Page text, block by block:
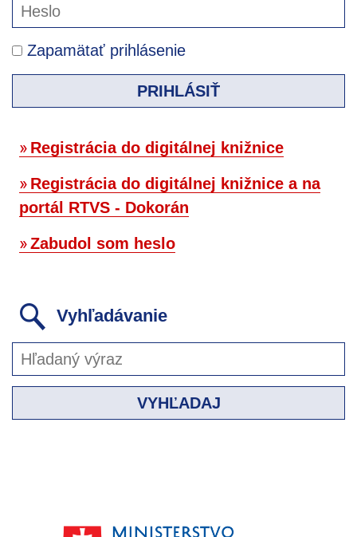
Zapamätať prihlásenie
PRIHLÁSIŤ
Registrácia do digitálnej knižnice
Registrácia do digitálnej knižnice a na
portál RTVS - Dokorán
Zabudol som heslo
Vyhľadávanie
VYHĽADAJ